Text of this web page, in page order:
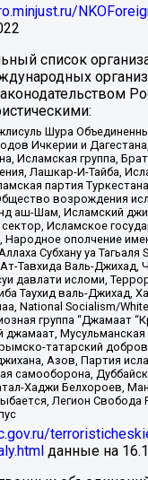
список
Шура
Ичкерии и
Исламская группа,
Лашкар-И-Тайба,
партия
возрождения
аш-Шам, Исламский
Исламское
ополчение
Субхану уа Тагьаля
Тавхида Валь-Джихад,
давлати исломи,
Таухид валь-Джихад,
National Socialism/White
группа “Джамаат
джамаат, Мусульманская
татарский
Азов, Партия
самооборона,
Хаджи Белхороев,
Легион Свобода
данные на